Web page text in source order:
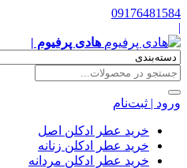
09176481584
|
هادی پرفیوم |
ورود | ثبت‌نام
خرید عطر ادکلن اصل
خرید عطر ادکلن زنانه
خرید عطر ادکلن مردانه